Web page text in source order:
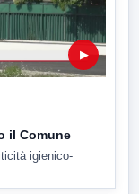
▶
il Comune
igienico-